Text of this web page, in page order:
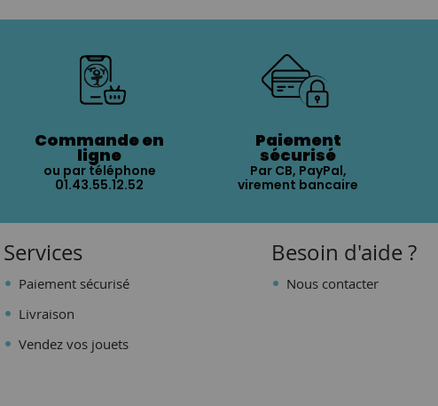
Commande en
ligne
ou par téléphone
01.43.55.12.52
Paiement
sécurisé
Par CB, PayPal,
virement bancaire
Services
Paiement sécurisé
Livraison
Vendez vos jouets
Besoin d'aide ?
Nous contacter